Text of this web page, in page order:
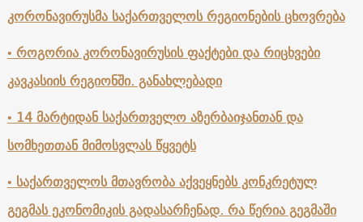
კორონავირუსმა საქართველოს რეგიონების ცხოვრება
• როგორია კორონავირუსის ფაქტები და რიცხვები
კავკასიის რეგიონში. განახლებადი
• 14 მარტიდან საქართველო აზერბაიჯანთან და
სომხეთთან მიმოსვლას წყვეტს
• საქართველოს მთავრობა აქვეყნებს კონკრეტულ
გეგმას ეკონომიკის გადასარჩენად. რა წერია გეგმაში